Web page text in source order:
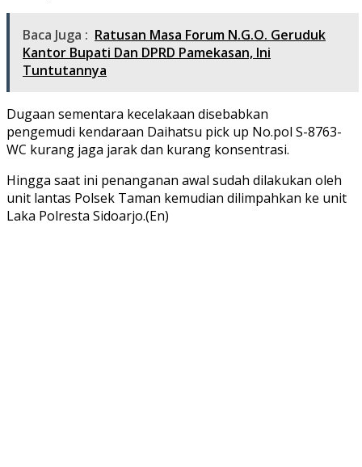
Baca Juga : Ratusan Masa Forum N.G.O. Geruduk
Kantor Bupati Dan DPRD Pamekasan, Ini
Tuntutannya
Dugaan sementara kecelakaan disebabkan
pengemudi kendaraan Daihatsu pick up No.pol S-8763-
WC kurang jaga jarak dan kurang konsentrasi.
Hingga saat ini penanganan awal sudah dilakukan oleh
unit lantas Polsek Taman kemudian dilimpahkan ke unit
Laka Polresta Sidoarjo.(En)